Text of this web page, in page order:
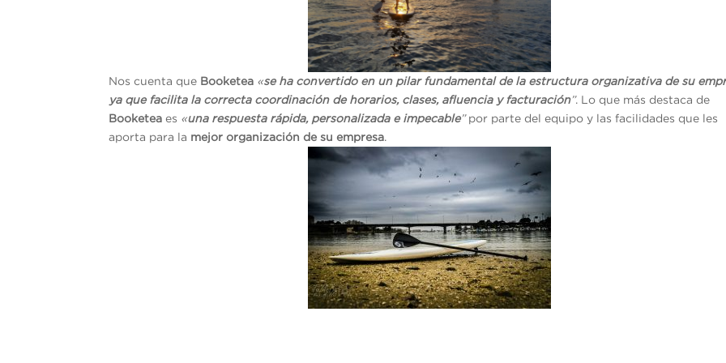
Nos cuenta que Booketea «se ha convertido en un pilar fundamental de la estructura organizativa de su
ya que facilita la correcta coordinación de horarios, clases, afluencia y facturación”. Lo que más destaca de
Booketea es «una respuesta rápida, personalizada e impecable”por parte del equipo y las facilidades que les
aporta para la mejor organización de su empresa.